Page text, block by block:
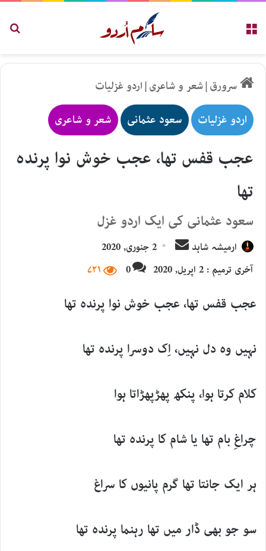
سرورق|شعر و شاعری|اردو غزلیات
اردو غزلیات سعود عثمانی شعر و شاعری
عجب قفس تھا، عجب خوش نوا پرندہ
تھا
سعود عثمانی کی ایک اردو غزل
ارمیشہ شاہد
Send
email
2 جنوری, 2020
آخری ترمیم : 2 اپریل, 2020
0 ۷۲۱
عجب قفس تھا، عجب خوش نوا پرندہ تھا
نہیں وہ دل نہیں، اِک دوسرا پرندہ تھا
کلام کرتا ہوا، پنکھ پھڑپھڑاتا ہوا
چراغِ بام تھا یا شام کا پرندہ تھا
ہر ایک جانتا تھا گرم پانیوں کا سراغ
سو جو بھی ڈار میں تھا رہنما پرندہ تھا